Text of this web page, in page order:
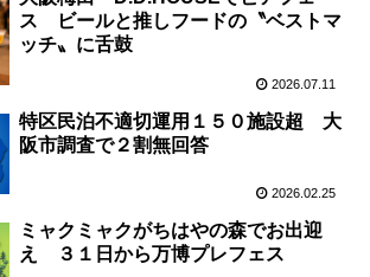
ス ビールと推しフードの〝ベストマ
ッチ〟に舌鼓
2026.07.11
特区民泊不適切運用１５０施設超 大
阪市調査で２割無回答
2026.02.25
ミャクミャクがちはやの森でお出迎
え ３１日から万博プレフェス